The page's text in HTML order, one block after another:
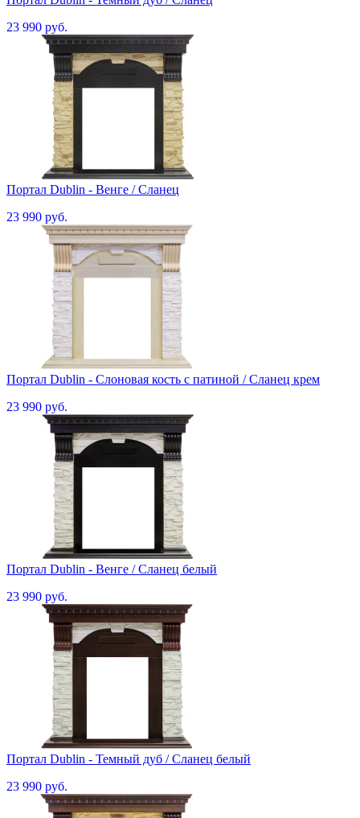
23 990 руб.
Портал Dublin - Венге / Сланец
23 990 руб.
Портал Dublin - Слоновая кость с патиной / Сланец крем
23 990 руб.
Портал Dublin - Венге / Сланец белый
23 990 руб.
Портал Dublin - Темный дуб / Сланец белый
23 990 руб.